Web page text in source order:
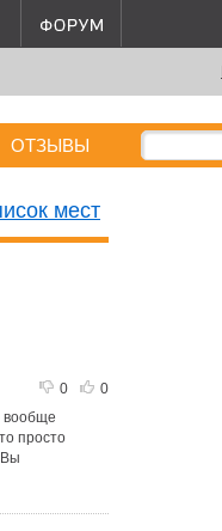
ОТЗЫВЫ
мест
0 0
вообще
просто
Вы